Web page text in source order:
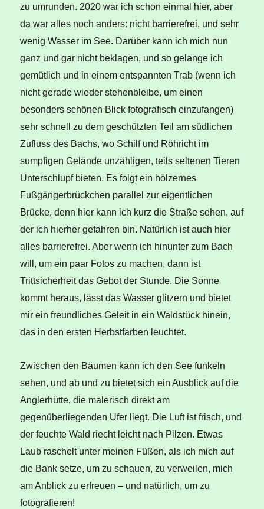
zu umrunden. 2020 war ich schon einmal hier, aber
da war alles noch anders: nicht barrierefrei, und sehr
wenig Wasser im See. Darüber kann ich mich nun
ganz und gar nicht beklagen, und so gelange ich
gemütlich und in einem entspannten Trab (wenn ich
nicht gerade wieder stehenbleibe, um einen
besonders schönen Blick fotografisch einzufangen)
sehr schnell zu dem geschützten Teil am südlichen
Zufluss des Bachs, wo Schilf und Röhricht im
sumpfigen Gelände unzähligen, teils seltenen Tieren
Unterschlupf bieten. Es folgt ein hölzernes
Fußgängerbrückchen parallel zur eigentlichen
Brücke, denn hier kann ich kurz die Straße sehen, auf
der ich hierher gefahren bin. Natürlich ist auch hier
alles barrierefrei. Aber wenn ich hinunter zum Bach
will, um ein paar Fotos zu machen, dann ist
Trittsicherheit das Gebot der Stunde. Die Sonne
kommt heraus, lässt das Wasser glitzern und bietet
mir ein freundliches Geleit in ein Waldstück hinein,
das in den ersten Herbstfarben leuchtet.
Zwischen den Bäumen kann ich den See funkeln
sehen, und ab und zu bietet sich ein Ausblick auf die
Anglerhütte, die malerisch direkt am
gegenüberliegenden Ufer liegt. Die Luft ist frisch, und
der feuchte Wald riecht leicht nach Pilzen. Etwas
Laub raschelt unter meinen Füßen, als ich mich auf
die Bank setze, um zu schauen, zu verweilen, mich
am Anblick zu erfreuen – und natürlich, um zu
fotografieren!